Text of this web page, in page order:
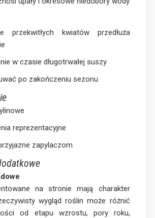
przekwitłych kwiatów przedłuża
w czasie długotrwałej suszy
po zakończeniu sezonu
reprezentacyjne
zapylaczom
na stronie mają charakter
wygląd roślin może różnić
od etapu wzrostu, pory roku,